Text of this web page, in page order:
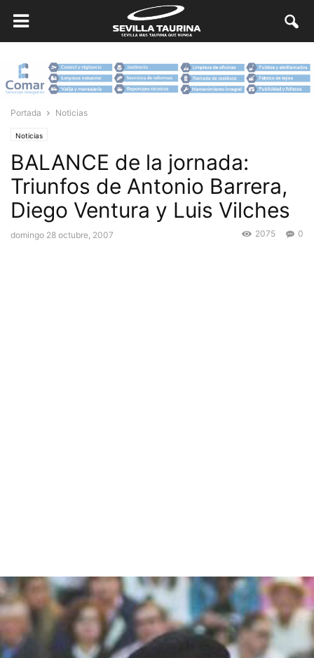
Portada Noticias
Noticias
BALANCE de la jornada:
Triunfos de Antonio Barrera,
Diego Ventura y Luis Vilches
domingo 28 octubre, 2007 0
2075